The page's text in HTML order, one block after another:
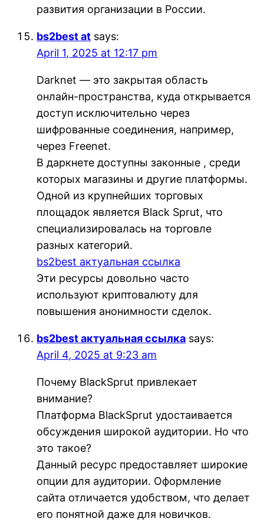
развития организации в России.
bs2best at says:
April 1, 2025 at 12:17 pm
Darknet — это закрытая область
онлайн-пространства, куда открывается
доступ исключительно через
шифрованные соединения, например,
через Freenet.
В даркнете доступны законные , среди
которых магазины и другие платформы.
Одной из крупнейших торговых
площадок является Black Sprut, что
специализировалась на торговле
разных категорий.
bs2best актуальная ссылка
Эти ресурсы довольно часто
используют криптовалюту для
повышения анонимности сделок.
bs2best актуальная ссылка says:
April 4, 2025 at 9:23 am
Почему BlackSprut привлекает
внимание?
Платформа BlackSprut удостаивается
обсуждения широкой аудитории. Но что
это такое?
Данный ресурс предоставляет широкие
опции для аудитории. Оформление
сайта отличается удобством, что делает
его понятной даже для новичков.